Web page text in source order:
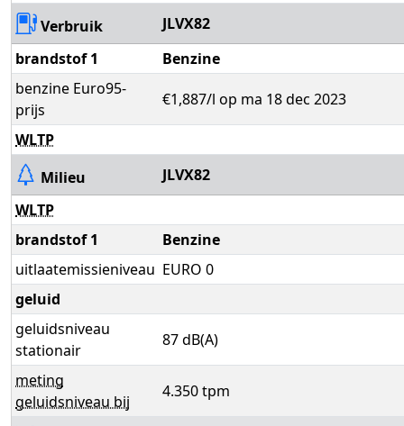
Verbruik
JLVX82
brandstof 1
Benzine
benzine Euro95-
prijs
€1,887/l op ma 18 dec 2023
WLTP
Milieu
JLVX82
WLTP
brandstof 1
Benzine
uitlaatemissieniveau EURO 0
geluid
geluidsniveau
stationair
87 dB(A)
meting
geluidsniveau bij
4.350 tpm